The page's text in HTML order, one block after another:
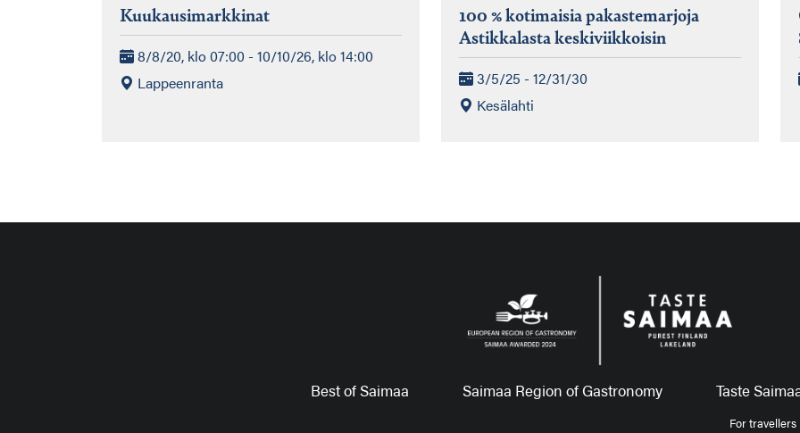
Kuukausimarkkinat
8/8/20, klo 07:00 - 10/10/26, klo 14:00
Lappeenranta
100 % kotimaisia pakastemarjoja
Astikkalasta keskiviikkoisin
3/5/25 - 12/31/30
Kesälahti
Best of Saimaa Saimaa Region of Gastronomy Taste
For travellers